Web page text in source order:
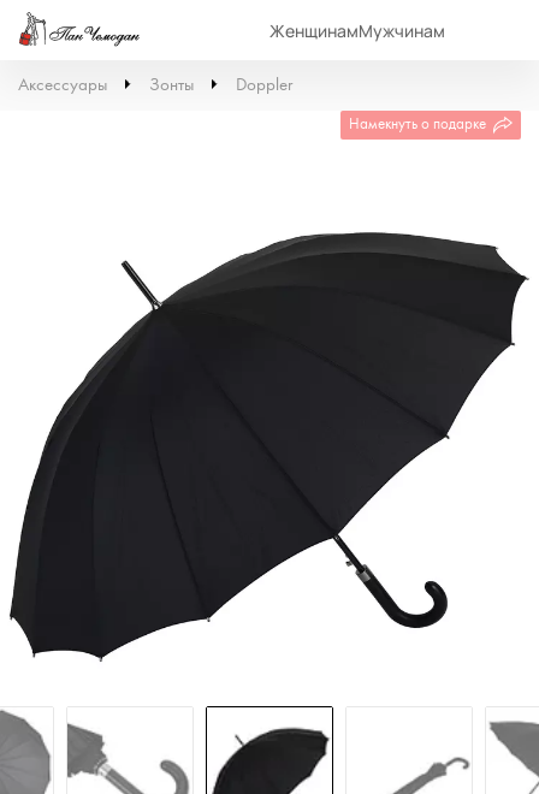
ЖенщинамМужчинам
Аксессуары Зонты Doppler
Намекнуть о подарке